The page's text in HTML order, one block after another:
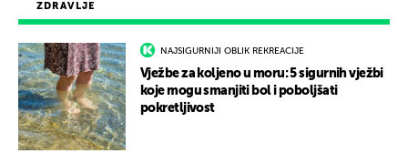
ZDRAVLJE
NAJSIGURNIJI OBLIK REKREACIJE
Vježbe za koljeno u moru: 5 sigurnih vježbi
koje mogu smanjiti bol i poboljšati
pokretljivost